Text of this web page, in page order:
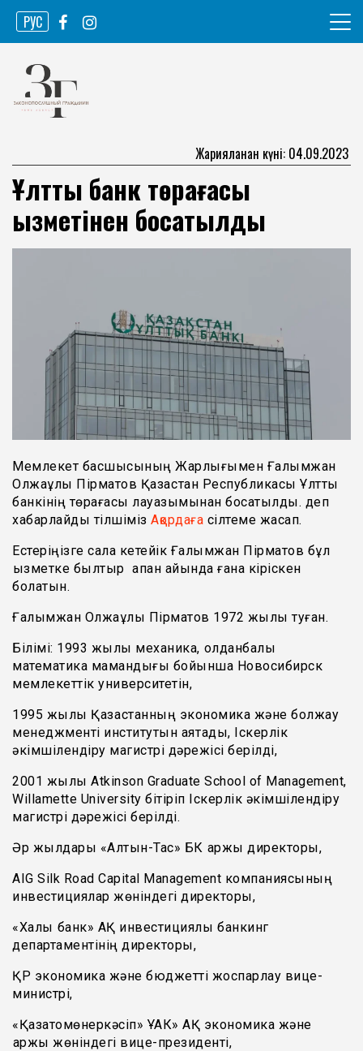
Skip
content
РУС
Законопослушный гражданин
Жарияланған күні: 04.09.2023
Ұлттық банк төрағасы
қызметінен босатылды
Мемлекет басшысының Жарлығымен Ғалымжан
Олжаұлы Пірматов Қазақстан Республикасы Ұлттық
банкінің төрағасы лауазымынан босатылды. деп
хабарлайды тілшіміз Ақордаға сілтеме жасап.
Естеріңізге сала кетейік Ғалымжан Пірматов бұл
қызметке былтыр ақпан айында ғана кіріскен
болатын.
Ғалымжан Олжаұлы Пірматов 1972 жылы туған.
Білімі: 1993 жылы механика, қолданбалы
математика мамандығы бойынша Новосибирск
мемлекеттік университетін,
1995 жылы Қазақстанның экономика және болжау
менеджменті институтын аяқтады, Іскерлік
әкімшілендіру магистрі дәрежісі берілді,
2001 жылы Atkinson Graduate School of Management,
Willamette University бітіріп Іскерлік әкімшілендіру
магистрі дәрежісі берілді.
Әр жылдары «Алтын-Тас» БК қаржы директоры,
AIG Silk Road Capital Management компаниясының
инвестициялар жөніндегі директоры,
«Халық банк» АҚ инвестициялық банкинг
департаментінің директоры,
ҚР экономика және бюджетті жоспарлау вице-
министрі,
«Қазатомөнеркәсіп» ҰАК» АҚ экономика және
қаржы жөніндегі вице-президенті,